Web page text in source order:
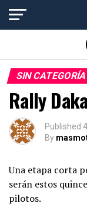
SIN CATEGORÍA
Rally
Published
By
Una etapa corta
serán estos
pilotos.